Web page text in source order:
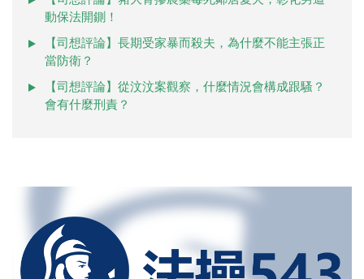
動保法開鍘！
【司想評論】長期受家暴而殺夫，為什麼不能主張正
當防衛？
【司想評論】從汶汶案觀察，什麼情況會構成跟騷？
會有什麼刑責？